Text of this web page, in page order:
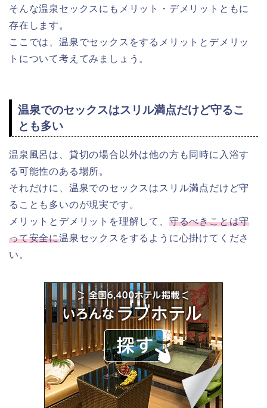
そんな温泉セックスにもメリット・デメリットともに
存在します。
ここでは、温泉でセックスをするメリットとデメリッ
トについて考えてみましょう。
温泉でのセックスはスリル満点だけど守るこ
とも多い
温泉風呂は、貸切の場合以外は他の方も同時に入浴す
る可能性のある場所。
それだけに、温泉でのセックスはスリル満点だけど守
ることも多いのが現実です。
メリットとデメリットを理解して、 守るべきことは守
って安全に温泉セックスをするように心掛けてくださ
い。